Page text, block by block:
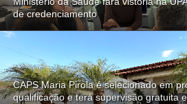
de credenciamento
CAPS Maria Pirola é selecionado em
qualificação e terá supervisão gratuita